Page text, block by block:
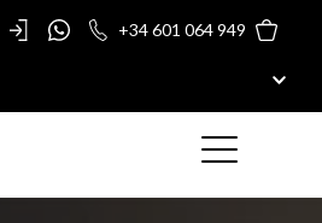
+34 601 064 949